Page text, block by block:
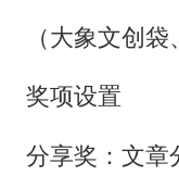
（大象文创
奖项设置
分享奖：文章